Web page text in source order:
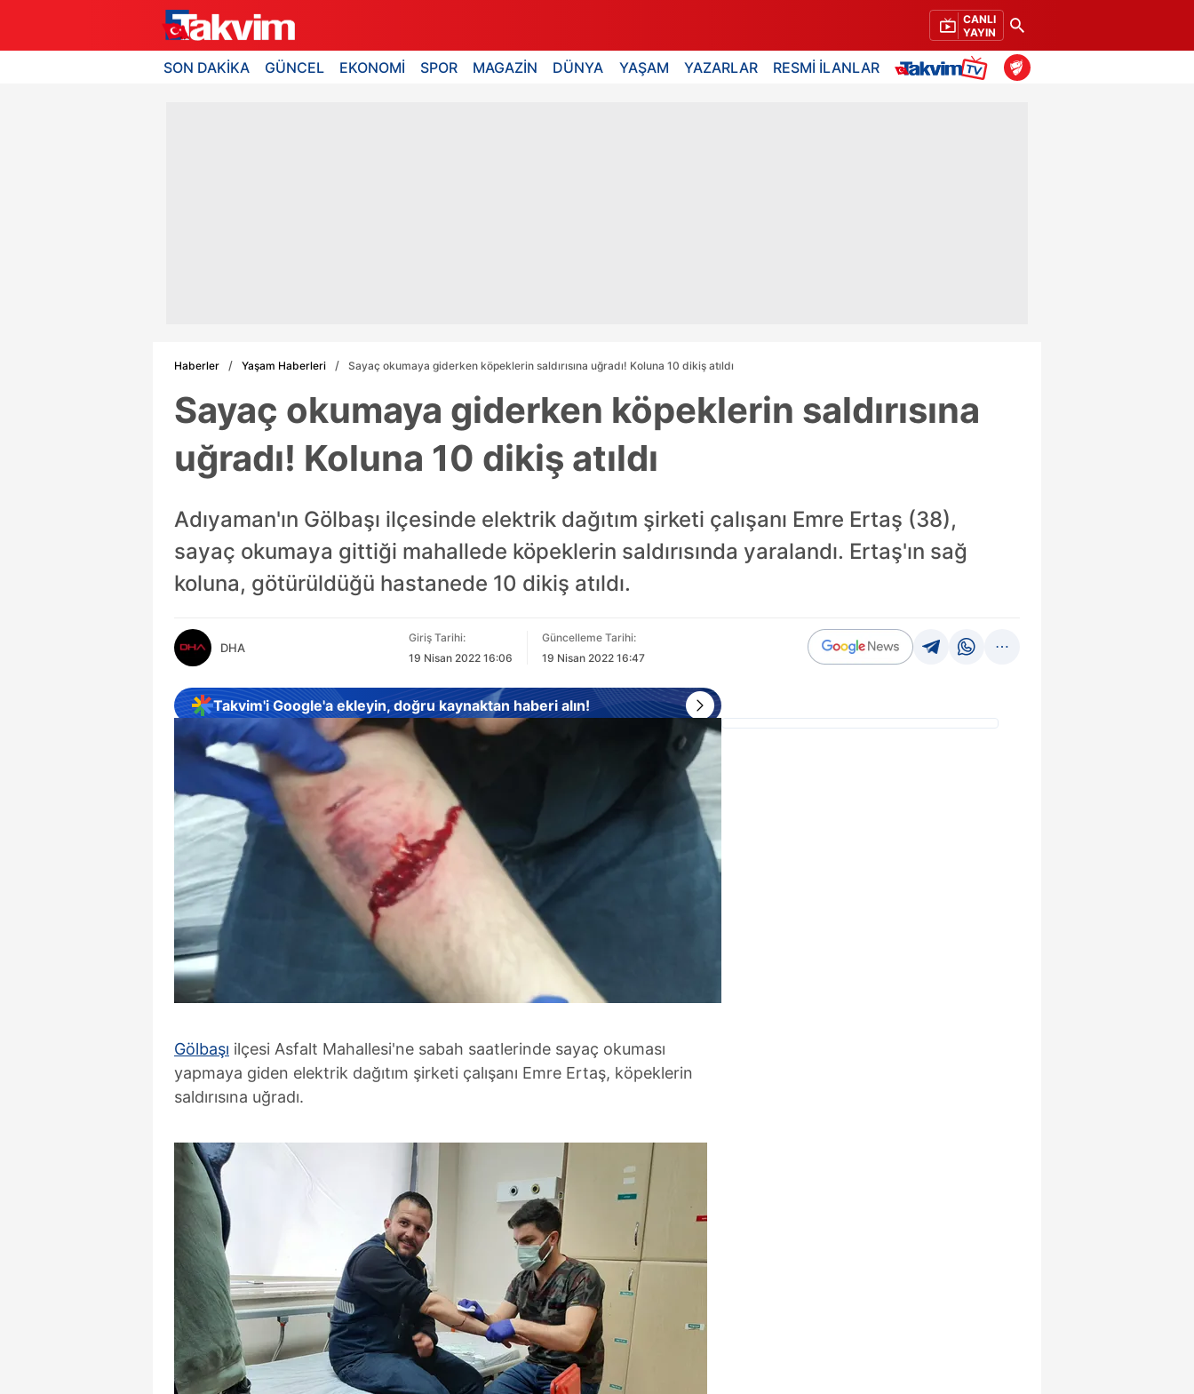
CANLI
YAYIN
SON DAKİKA GÜNCEL EKONOMİ SPOR MAGAZİN DÜNYA YAŞAM YAZARLAR RESMİ İLANLAR
Haberler Yaşam Haberleri Sayaç okumaya giderken köpeklerin saldırısına uğradı! Koluna 10 dikiş atıldı
Sayaç okumaya giderken köpeklerin saldırısına
uğradı! Koluna 10 dikiş atıldı
Adıyaman'ın Gölbaşı ilçesinde elektrik dağıtım şirketi çalışanı Emre Ertaş (38),
sayaç okumaya gittiği mahallede köpeklerin saldırısında yaralandı. Ertaş'ın sağ
koluna, götürüldüğü hastanede 10 dikiş atıldı.
DHA
Giriş Tarihi:
19 Nisan 2022 16:06
Güncelleme Tarihi:
19 Nisan 2022 16:47
Takvim'i Google'a ekleyin, doğru kaynaktan haberi alın!
Gölbaşı ilçesi Asfalt Mahallesi'ne sabah saatlerinde sayaç okuması
yapmaya giden elektrik dağıtım şirketi çalışanı Emre Ertaş, köpeklerin
saldırısına uğradı.